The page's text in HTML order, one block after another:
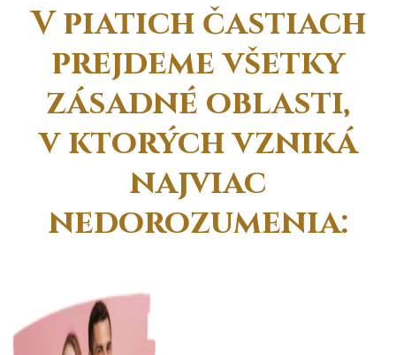
Vpiatich častiach
prejdeme všetky
zásadné oblasti,
v ktorýchvzniká
najviac
nedorozumenia: